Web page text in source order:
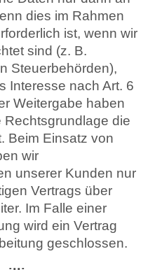
dies im Rahmen
ist, wenn wir
sind (z. B.
Steuerbehörden),
Interesse nach Art. 6
Weitergabe haben
die
Beim Einsatz von
wir
unserer Kunden nur
Vertrags über
Im Falle einer
wird ein Vertrag
geschlossen.